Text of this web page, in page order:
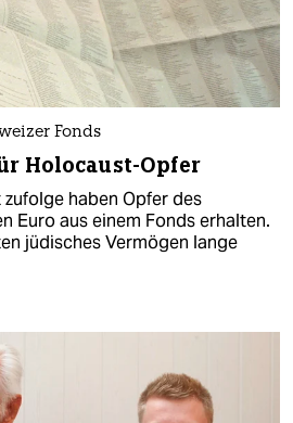
Fonds
Holocaust-Opfer
haben Opfer des
Euro aus einem Fonds erhalten.
jüdisches Vermögen lange